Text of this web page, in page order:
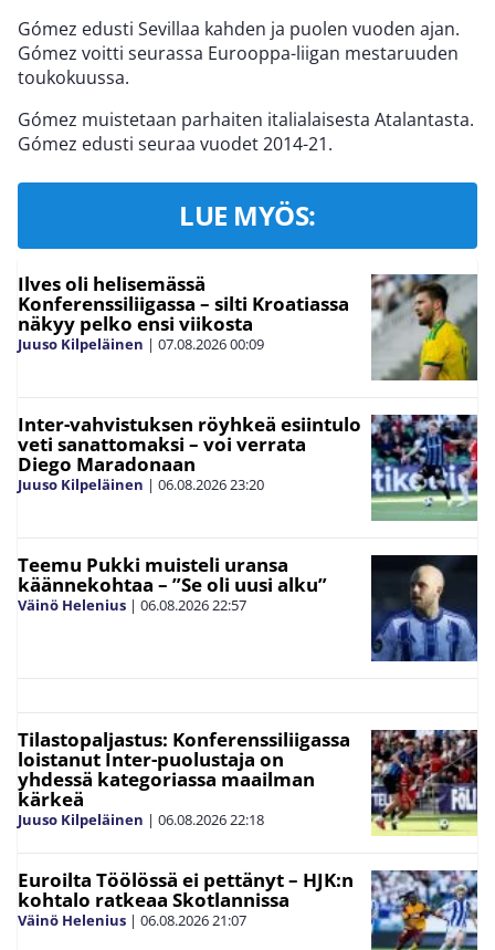
Gómez edusti Sevillaa kahden ja puolen vuoden ajan.
Gómez voitti seurassa Eurooppa-liigan mestaruuden
toukokuussa.
Gómez muistetaan parhaiten italialaisesta Atalantasta.
Gómez edusti seuraa vuodet 2014-21.
LUE MYÖS:
Ilves oli helisemässä
Konferenssiliigassa – silti Kroatiassa
näkyy pelko ensi viikosta
Juuso Kilpeläinen | 07.08.202600:09
Inter-vahvistuksen röyhkeä esiintulo
veti sanattomaksi – voi verrata
Diego Maradonaan
Juuso Kilpeläinen | 06.08.202623:20
Teemu Pukki muisteli uransa
käännekohtaa – ”Se oli uusi alku”
Väinö Helenius | 06.08.202622:57
Tilastopaljastus: Konferenssiliigassa
loistanut Inter-puolustaja on
yhdessä kategoriassa maailman
kärkeä
Juuso Kilpeläinen | 06.08.202622:18
Euroilta Töölössä ei pettänyt – HJK:n
kohtalo ratkeaa Skotlannissa
Väinö Helenius | 06.08.202621:07